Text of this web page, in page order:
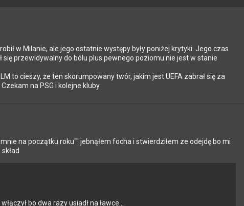
w Milanie, ale jego ostatnie występy były poniżej krytyki. Jego czas
się przewidywalny do bólu plus pewnego poziomu nie jest w stanie
to cieszy, że ten skorumpowany twór, jakim jest UEFA zabrał się za
na PSG i kolejne kluby.
na początku roku"" jebnąłem focha i stwierdziłem ze odejdę bo mi
bo dwa razy usiadł na ławce...